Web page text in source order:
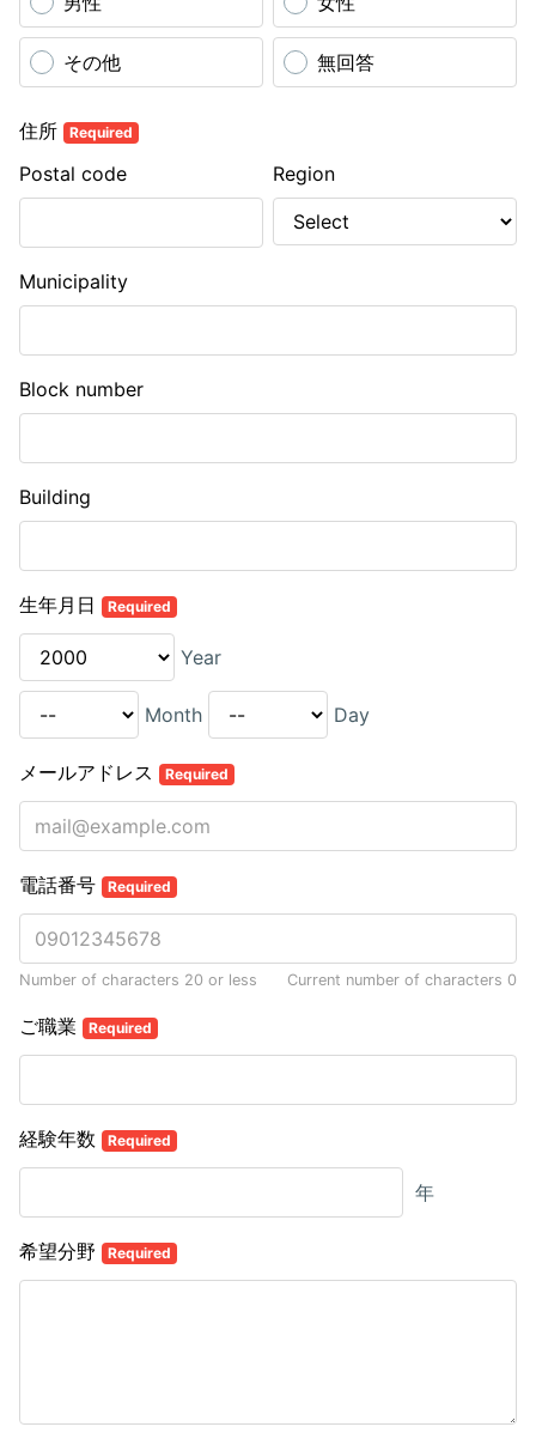
その他 無回答
住所 Required
Postal code Region
Municipality
Block number
Building
生年月日 Required
Year
Month Day
メールアドレス Required
電話番号 Required
Number of characters 20 or less Current number of characters 0
ご職業 Required
経験年数 Required
年
希望分野 Required